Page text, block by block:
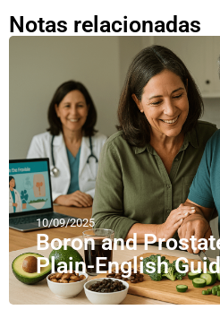
Notas relacionadas
10/09/2025
Boron and
Plain-English